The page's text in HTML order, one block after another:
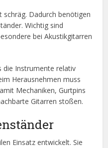
Dadurch benötigen
Wichtig sind
bei Akustikgitarren
die Instrumente relativ
Herausnehmen muss
Mechaniken, Gurtpins
Gitarren stoßen.
Einsatz entwickelt. Sie